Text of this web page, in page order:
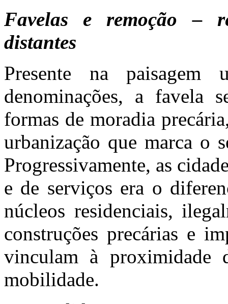
Favelas e remoção –
distantes
Presente na paisagem
denominações, a favela
formas de moradia
urbanização que marca o
Progressivamente, as
e de serviços era o
núcleos residenciais,
construções precárias e
vinculam à proximidade
mobilidade.